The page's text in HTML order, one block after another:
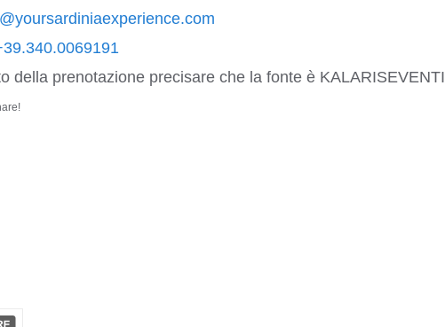
della prenotazione precisare che la fonte è KALARISEVENTI